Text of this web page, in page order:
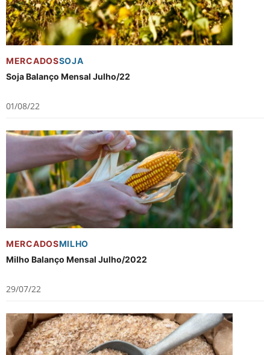
MERCADOSSOJA
Soja Balanço Mensal Julho/22
01/08/22
MERCADOSMILHO
Milho Balanço Mensal Julho/2022
29/07/22